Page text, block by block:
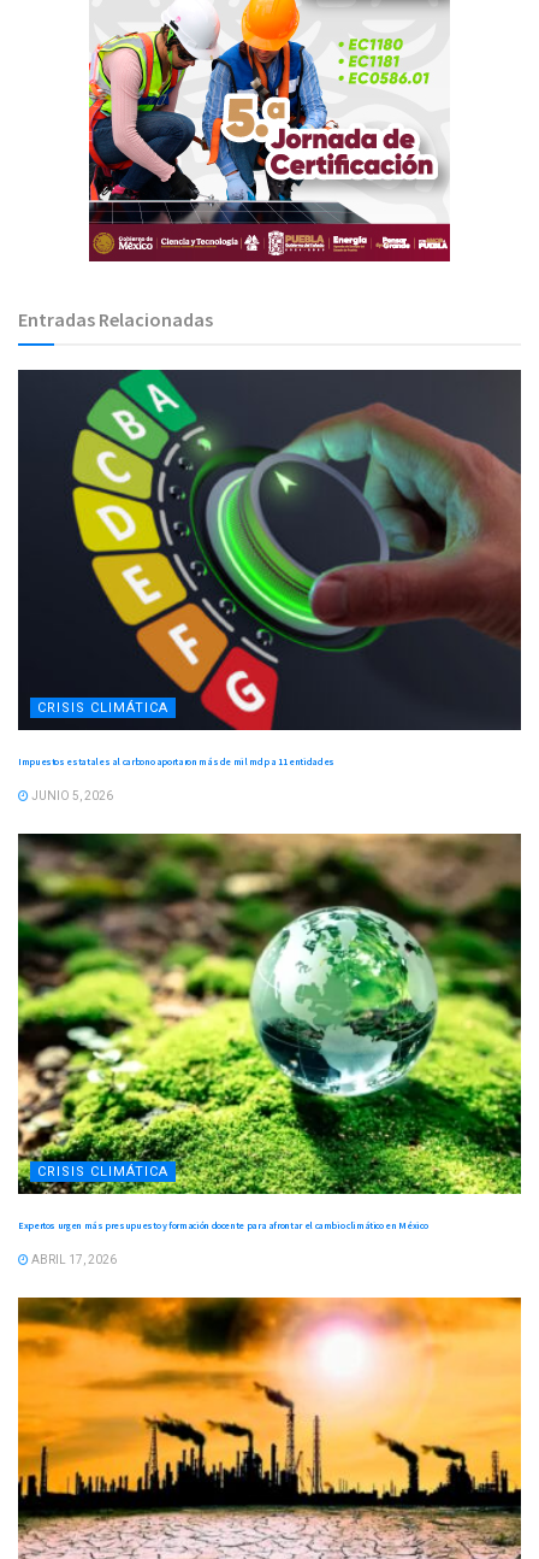
Entradas Relacionadas
CRISIS CLIMÁTICA
Impuestos estatales al carbono aportaron más de mil mdp a 11 entidades
JUNIO 5, 2026
CRISIS CLIMÁTICA
Expertos urgen más presupuesto y formación docente para afrontar el cambio climático en México
ABRIL 17, 2026